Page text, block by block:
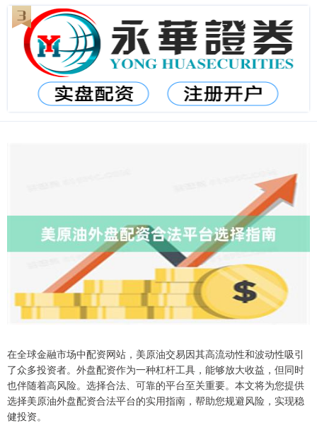
在全球金融市场中配资网站，美原油交易因其高流动性和波动性吸引
了众多投资者。外盘配资作为一种杠杆工具，能够放大收益，但同时
也伴随着高风险。选择合法、可靠的平台至关重要。本文将为您提供
选择美原油外盘配资合法平台的实用指南，帮助您规避风险，实现稳
健投资。